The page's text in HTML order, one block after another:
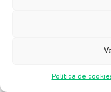
Política de